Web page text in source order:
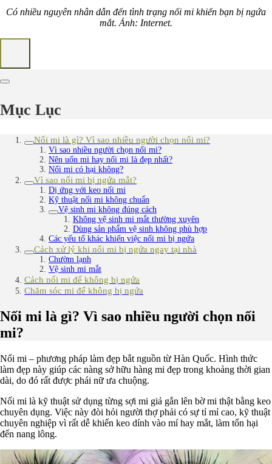
Có nhiều nguyên nhân dẫn đến tình trạng nối mi khiến bạn bị ngứa
mắt. Ảnh: Internet.
Mục Lục
Nối mi là gì? Vì sao nhiều người chọn nối mi?
Vì sao nhiều người chọn nối mi?
Nên uốn mi hay nối mi là đẹp nhất?
Nối mi có hại không?
Vì sao nối mi bị ngứa mắt?
Dị ứng với keo nối mi
Kỹ thuật nối mi không chuẩn
Vệ sinh mi không đúng cách
Không vệ sinh mi mắt thường xuyên
Dùng sản phẩm vệ sinh không phù hợp
Các yếu tố khác khiến việc nối mi bị ngứa
Cách xử lý khi nối mi bị ngứa ngay tại nhà
Chườm lạnh
Vệ sinh mi mắt
Cách nối mi để không bị ngứa
Chăm sóc mi để không bị ngứa
Nối mi là gì? Vì sao nhiều người chọn nối
mi?
Nối mi – phương pháp làm đẹp bắt nguồn từ Hàn Quốc. Hình thức
làm đẹp này giúp các nàng sở hữu hàng mi đẹp trong khoảng thời gian
dài, do đó rất được phái nữ ưa chuộng.
Nối mi là kỹ thuật sử dụng từng sợi mi giả gắn lên bờ mi thật bằng keo
chuyên dụng. Việc này đòi hỏi người thợ phải có sự tỉ mỉ cao, kỹ thuật
chuyên nghiệp vì rất dễ khiến keo dính vào mí hay mắt, làm tổn hại
đến nang lông.